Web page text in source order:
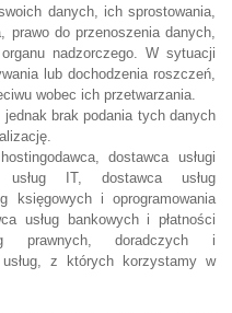
danych, ich sprostowania,
prawo do przenoszenia danych,
nadzorczego. W sytuacji
lub dochodzenia roszczeń,
wobec ich przetwarzania.
brak podania tych danych
dostawca usługi
usług IT, dostawca usług
księgowych i oprogramowania
usług bankowych i płatności
prawnych, doradczych i
z których korzystamy w